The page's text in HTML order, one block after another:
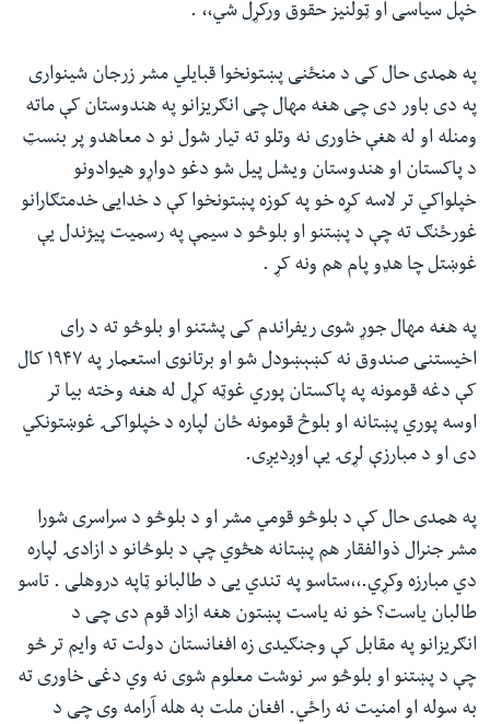
خپل سیاسی او ټولنیز حقوق ورکړل شي،، .
په همدی حال کی د منځنی پښتونخوا قبایلي مشر زرجان شینواری
په دی باور دی چی هغه مهال چی انګریزانو په هندوستان کې ماته
ومنله او له هغې خاوری نه وتلو ته تیار شول نو د معاهدو پر بنسټ
د پاکستان او هندوستان ویشل پیل شو دغو دواړو هیوادونو
خپلواکي تر لاسه کړه خو په کوزه پښتونخوا کې د خدایی خدمتګارانو
غورځنګ ته چې د پښتنو او بلوڅو د سیمې په رسمیت پيژندل یې
غوښتل چا هډو پام هم ونه کړ .
په هغه مهال جوړ شوی ریفراندم کی پشتنو او بلوڅو ته د رای
اخیستنی صندوق نه کښېښودل شو او برتانوی استعمار په ۱۹۴۷ کال
کې دغه قومونه په پاکستان پوري غوټه کړل له هغه وخته بیا تر
اوسه پوري پښتانه او بلوڅ قومونه ځان لپاره د خپلواکۍ غوښتونکي
دی او د مبارزې لړۍ یې اوږدیږی.
په همدی حال کې د بلوڅو قومي مشر او د بلوڅو د سراسری شورا
مشر جنرال ذوالفقار هم پښتانه هڅوي چې د بلوڅانو د ازادۍ لپاره
دي مبارزه وکړي.،،ستاسو په تندي یی د طالبانو ټاپه دروهلی . تاسو
طالبان یاست؟ خو نه یاست پښتون هغه ازاد قوم دی چی د
انګریزانو په مقابل کې وجنګیدی زه افغانستان دولت ته وایم تر څو
چې د پښتنو او بلوڅو سر نوشت معلوم شوی نه وي دغی خاوری ته
به سوله او امنیت نه راځي. افغان ملت به هله آرامه وی چی د